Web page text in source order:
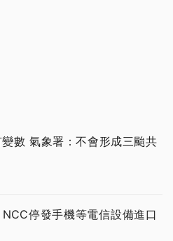
數 氣象署：不會形成三颱共
停發手機等電信設備進口